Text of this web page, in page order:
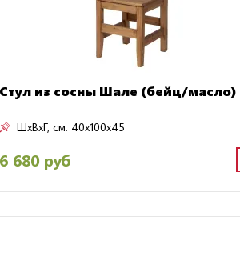
Стул из сосны Шале (бейц/масло)
ШxВxГ, см: 40x100x45
6 680 руб